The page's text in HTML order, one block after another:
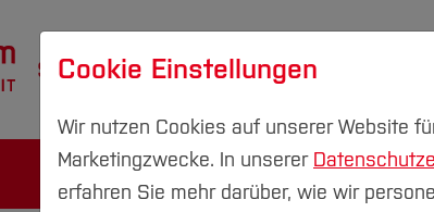
Studium Forschung & Transfer
Cookie Einstellungen
Wir nutzen Cookies auf unserer Website
Marketingzwecke. In unserer
erfahren Sie mehr darüber, wie wir